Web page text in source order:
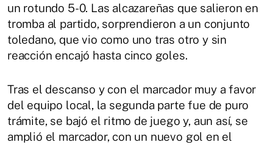
un rotundo 5-0. Las alcazareñas que salieron en
tromba al partido, sorprendieron a un conjunto
toledano, que vio como uno tras otro y sin
reacción encajó hasta cinco goles.
Tras el descanso y con el marcador muy a favor
del equipo local, la segunda parte fue de puro
trámite, se bajó el ritmo de juego y, aun así, se
amplió el marcador, con un nuevo gol en el